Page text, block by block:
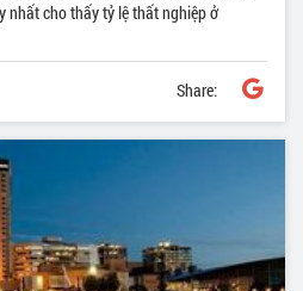
nhất cho thấy tỷ lệ thất nghiệp ở
Share: